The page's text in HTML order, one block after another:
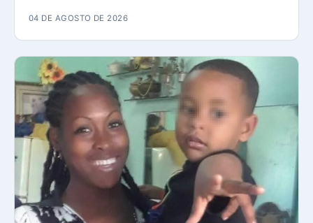
04 DE AGOSTO DE 2026